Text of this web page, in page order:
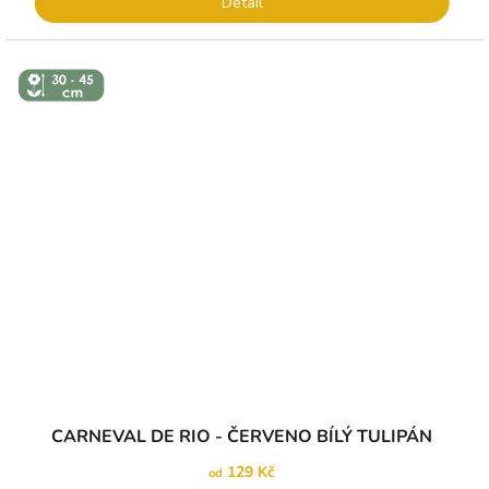
↕️ VÝŠKA 30
- 45 CM
hodnocení
je
CARNEVAL DE RIO - ČERVENO BÍLÝ TULIPÁN
od 129 Kč